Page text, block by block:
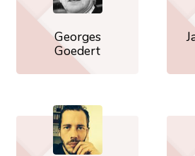
Georges
Goedert